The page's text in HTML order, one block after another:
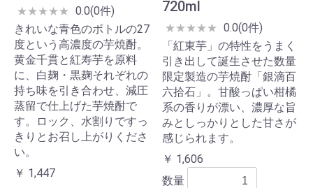
★★★★★ 0.0(0件)
きれいな青色のボトルの27
度という高濃度の芋焼酎。
黄金千貫と紅寿芋を原料
に、白麹・黒麹それぞれの
持ち味を引き合わせ、減圧
蒸留で仕上げた芋焼酎で
す。ロック、水割りですっ
きりとお召し上がりくださ
い。
￥ 1,447
720ml
★★★★★ 0.0(0件)
「紅東芋」の特性をうまく
引き出して誕生させた数量
限定製造の芋焼酎「銀滴百
六拾石」。甘酸っぱい柑橘
系の香りが漂い、濃厚な旨
みとしっかりとした甘さが
感じられます。
￥ 1,606
数量